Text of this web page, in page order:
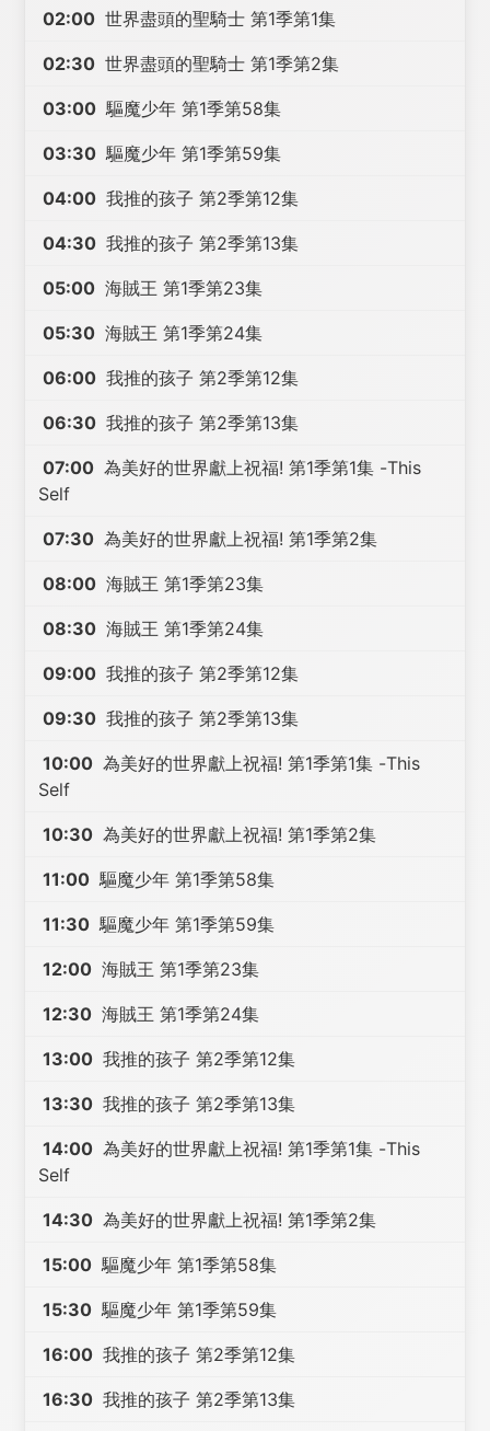
02:00 世界盡頭的聖騎士 第1季第1集
02:30 世界盡頭的聖騎士 第1季第2集
03:00 驅魔少年 第1季第58集
03:30 驅魔少年 第1季第59集
04:00 我推的孩子 第2季第12集
04:30 我推的孩子 第2季第13集
05:00 海賊王 第1季第23集
05:30 海賊王 第1季第24集
06:00 我推的孩子 第2季第12集
06:30 我推的孩子 第2季第13集
07:00 為美好的世界獻上祝福! 第1季第1集 -This
Self
07:30 為美好的世界獻上祝福! 第1季第2集
08:00 海賊王 第1季第23集
08:30 海賊王 第1季第24集
09:00 我推的孩子 第2季第12集
09:30 我推的孩子 第2季第13集
10:00 為美好的世界獻上祝福! 第1季第1集 -This
Self
10:30 為美好的世界獻上祝福! 第1季第2集
11:00 驅魔少年 第1季第58集
11:30 驅魔少年 第1季第59集
12:00 海賊王 第1季第23集
12:30 海賊王 第1季第24集
13:00 我推的孩子 第2季第12集
13:30 我推的孩子 第2季第13集
14:00 為美好的世界獻上祝福! 第1季第1集 -This
Self
14:30 為美好的世界獻上祝福! 第1季第2集
15:00 驅魔少年 第1季第58集
15:30 驅魔少年 第1季第59集
16:00 我推的孩子 第2季第12集
16:30 我推的孩子 第2季第13集